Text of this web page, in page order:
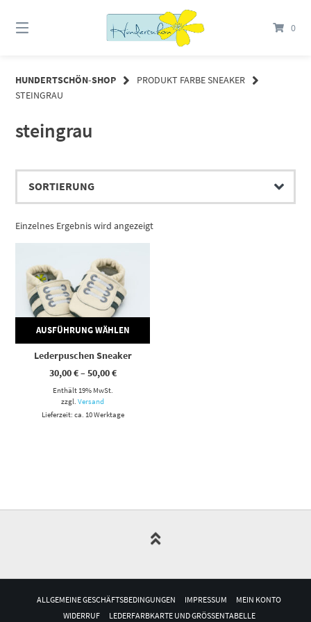
zum
Inhalt
0
HUNDERTSCHÖN-SHOP
PRODUKT FARBE SNEAKER
STEINGRAU
steingrau
Einzelnes Ergebnis wird angezeigt
AUSFÜHRUNG WÄHLEN
Dieses Produkt weist mehrere Varianten auf. Die Optionen können auf der Produktseite gewählt werden
Lederpuschen Sneaker
30,00€–50,00€Preisspanne:
Enthält 19% MwSt.
zzgl.Versand
Lieferzeit: ca. 10 Werktage
ALLGEMEINE GESCHÄFTSBEDINGUNGEN IMPRESSUM
MEIN KONTO
WIDERRUF
LEDERFARBKARTE UND GRÖSSENTABELLE